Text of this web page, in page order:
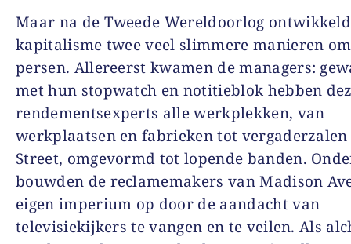
Maar na de Tweede Wereldoorlog
kapitalisme twee veel slimmere manieren
persen. Allereerst kwamen de managers:
met hun stopwatch en notitieblok hebben
rendementsexperts alle werkplekken, van
werkplaatsen en fabrieken tot
Street, omgevormd tot lopende banden.
bouwden de reclamemakers van Madison
eigen imperium op door de aandacht van
televisiekijkers te vangen en te veilen. Als